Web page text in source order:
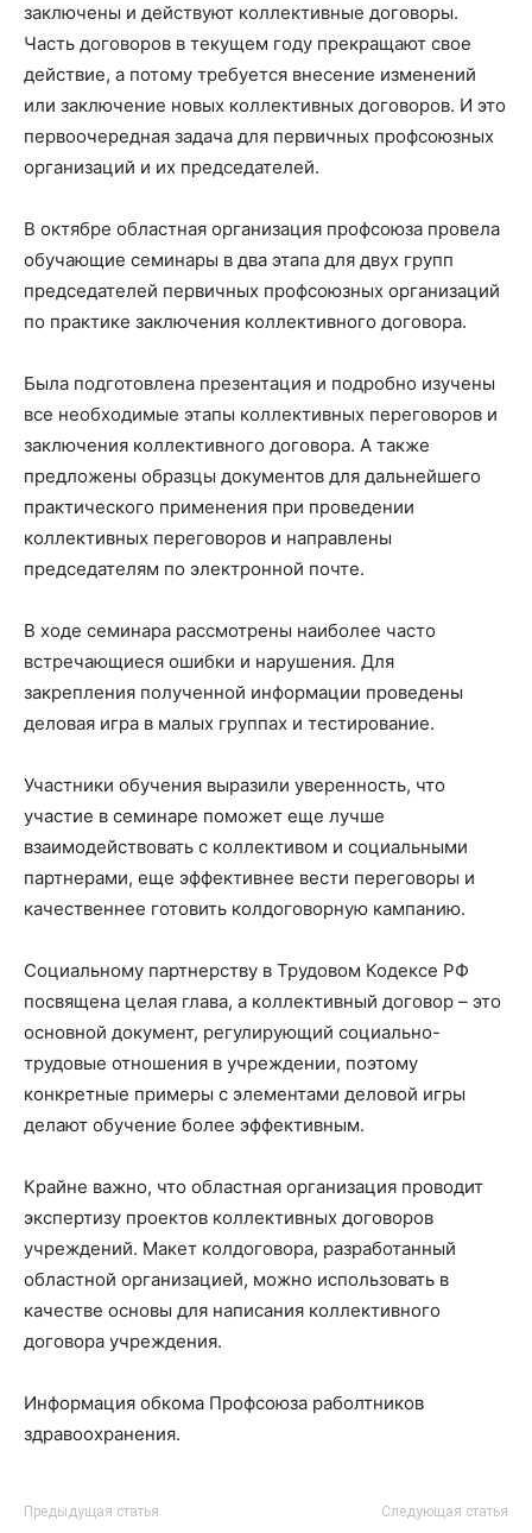
заключены и действуют коллективные договоры.
Часть договоров в текущем году прекращают свое
действие, а потому требуется внесение изменений
или заключение новых коллективных договоров. И это
первоочередная задача для первичных профсоюзных
организаций и их председателей.
В октябре областная организация профсоюза провела
обучающие семинары в два этапа для двух групп
председателей первичных профсоюзных организаций
по практике заключения коллективного договора.
Была подготовлена презентация и подробно изучены
все необходимые этапы коллективных переговоров и
заключения коллективного договора. А также
предложены образцы документов для дальнейшего
практического применения при проведении
коллективных переговоров и направлены
председателям по электронной почте.
В ходе семинара рассмотрены наиболее часто
встречающиеся ошибки и нарушения. Для
закрепления полученной информации проведены
деловая игра в малых группах и тестирование.
Участники обучения выразили уверенность, что
участие в семинаре поможет еще лучше
взаимодействовать с коллективом и социальными
партнерами, еще эффективнее вести переговоры и
качественнее готовить колдоговорную кампанию.
Социальному партнерству в Трудовом Кодексе РФ
посвящена целая глава, а коллективный договор – это
основной документ, регулирующий социально-
трудовые отношения в учреждении, поэтому
конкретные примеры с элементами деловой игры
делают обучение более эффективным.
Крайне важно, что областная организация проводит
экспертизу проектов коллективных договоров
учреждений. Макет колдоговора, разработанный
областной организацией, можно использовать в
качестве основы для написания коллективного
договора учреждения.
Информация обкома Профсоюза раболтников
здравоохранения.
Предыдущая статья Следующая статья